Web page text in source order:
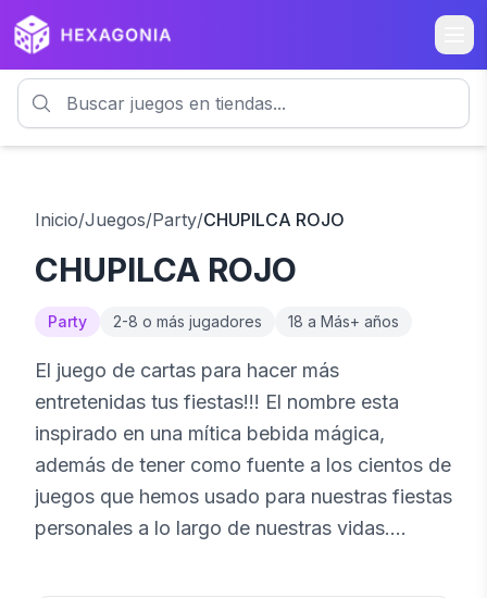
Inicio/Juegos/Party/CHUPILCA ROJO
CHUPILCA ROJO
Party 2-8 o más jugadores 18 a Más+ años
El juego de cartas para hacer más
entretenidas tus fiestas!!! El nombre esta
inspirado en una mítica bebida mágica,
además de tener como fuente a los cientos de
juegos que hemos usado para nuestras fiestas
personales a lo largo de nuestras vidas.
que nunca sabes que te puede tocar. Son